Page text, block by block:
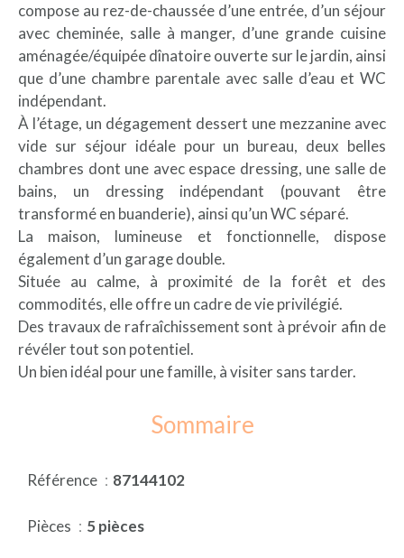
compose au rez-de-chaussée d’une entrée, d’un séjour
avec cheminée, salle à manger, d’une grande cuisine
aménagée/équipée dînatoire ouverte sur le jardin, ainsi
que d’une chambre parentale avec salle d’eau et WC
indépendant.
À l’étage, un dégagement dessert une mezzanine avec
vide sur séjour idéale pour un bureau, deux belles
chambres dont une avec espace dressing, une salle de
bains, un dressing indépendant (pouvant être
transformé en buanderie), ainsi qu’un WC séparé.
La maison, lumineuse et fonctionnelle, dispose
également d’un garage double.
Située au calme, à proximité de la forêt et des
commodités, elle offre un cadre de vie privilégié.
Des travaux de rafraîchissement sont à prévoir afin de
révéler tout son potentiel.
Un bien idéal pour une famille, à visiter sans tarder.
Sommaire
Référence 87144102
Pièces 5 pièces